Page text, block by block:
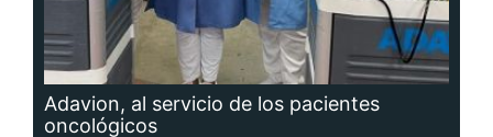
Adavion, al servicio de los pacientes
oncológicos